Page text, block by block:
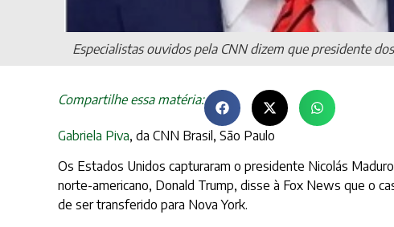
Especialistas ouvidos pela CNN dizem que presidente
Compartilhe essa matéria:
Gabriela Piva, da CNN Brasil, São Paulo
Os Estados Unidos capturaram o presidente Nicolás
norte-americano, Donald Trump, disse à Fox News que o
de ser transferido para Nova York.